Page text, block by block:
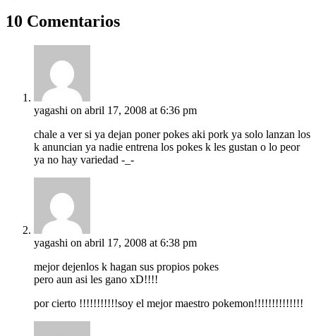
10 Comentarios
yagashi on abril 17, 2008 at 6:36 pm
chale a ver si ya dejan poner pokes aki pork ya solo lanzan los
k anuncian ya nadie entrena los pokes k les gustan o lo peor
ya no hay variedad -_-
yagashi on abril 17, 2008 at 6:38 pm
mejor dejenlos k hagan sus propios pokes
pero aun asi les gano xD!!!!
por cierto !!!!!!!!!!!soy el mejor maestro pokemon!!!!!!!!!!!!!!